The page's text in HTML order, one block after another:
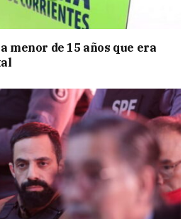
menor de 15 años que era